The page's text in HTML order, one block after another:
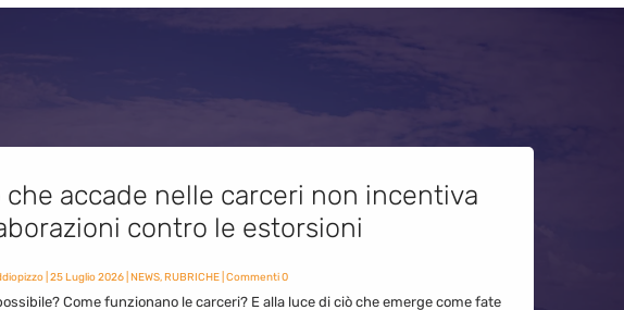
che accade nelle carceri non incentiva
contro le estorsioni
| 25 Luglio 2026| NEWS,RUBRICHE| Commenti 0
Come funzionano le carceri? E alla luce di ciò che emerge come fate